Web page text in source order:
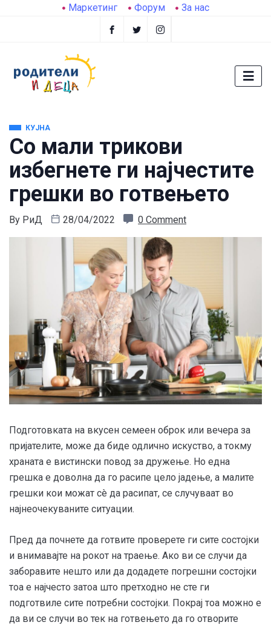
Маркетинг Форум За нас
КУЈНА
Со мали трикови
избегнете ги најчестите
грешки во готвењето
By РиД 28/04/2022 0 Comment
Подготовката на вкусен семеен оброк или вечера за
пријателите, може да биде одлично искуство, а токму
храната е вистински повод за дружење. Но една
грешка е доволна да го расипе цело јадење, а малите
грешки кои можат сè да расипат, се случуваат во
најнеочекуваните ситуации.
Пред да почнете да готвите проверете ги сите состојки
и внимавајте на рокот на траење. Ако ви се случи да
заборавите нешто или да додадете погрешни состојки
тоа е најчесто затоа што претходно не сте ги
подготвиле сите потребни состојки. Покрај тоа можно е
да ви се случи во тек на готвењето да го отворите